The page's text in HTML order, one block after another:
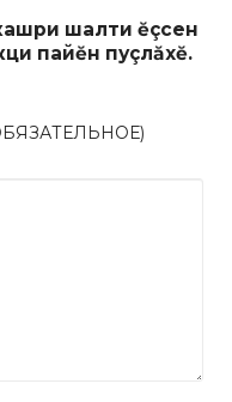
шалти ĕçсен
пайĕн пуçлăхĕ.